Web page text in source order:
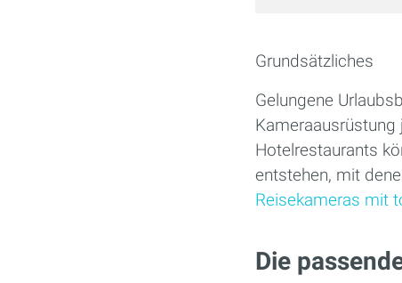
Grundsätzliches
Gelungene
Hotelrestaurants
entstehen, mit
Reisekameras mit
Die